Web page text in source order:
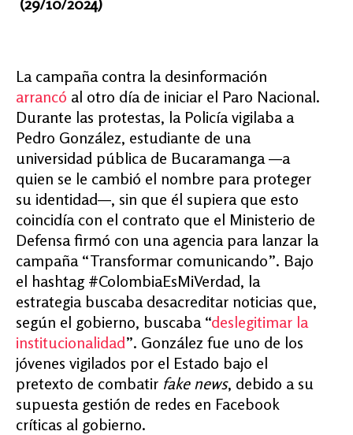
La campaña contra la desinformación
arrancó al otro día de iniciar el Paro Nacional.
Durante las protestas, la Policía vigilaba a
Pedro González, estudiante de una
universidad pública de Bucaramanga —a
quien se le cambió el nombre para proteger
su identidad—, sin que él supiera que esto
coincidía con el contrato que el Ministerio de
Defensa firmó con una agencia para lanzar la
campaña “Transformar comunicando”. Bajo
el hashtag #ColombiaEsMiVerdad, la
estrategia buscaba desacreditar noticias que,
según el gobierno, buscaba “deslegitimar la
institucionalidad”. González fue uno de los
jóvenes vigilados por el Estado bajo el
pretexto de combatir fake news, debido a su
supuesta gestión de redes en Facebook
críticas al gobierno.